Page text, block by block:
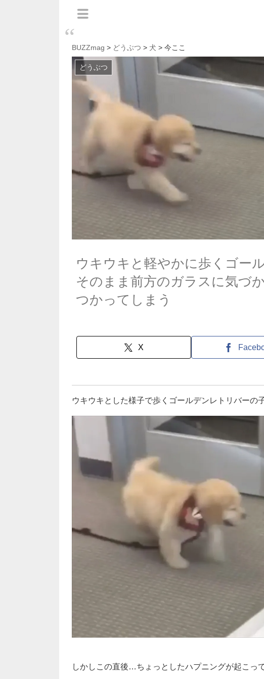
BUZZmag > どうぶつ > 犬 > 今ここ
どうぶつ
ウキウキと軽やかに歩くゴー
そのまま前方のガラスに気づ
つかってしまう
X
ウキウキとした様子で歩くゴールデンレトリバーの子
しかしこの直後…ちょっとしたハプニングが起こっ